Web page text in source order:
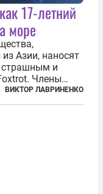
17-летний
море
Азии, наносят
и
Члены
шведов,
и совершают
ВИКТОР ЛАВРИНЕНКО